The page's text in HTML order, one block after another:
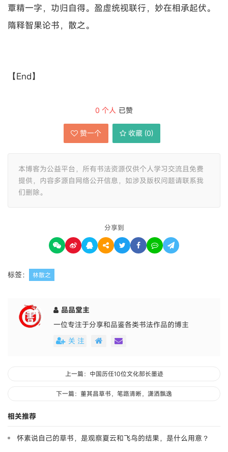
覃精一字，功归自得。盈虚统视联行，妙在相承起伏。
隋释智果论书，散之。
【End】
0 个人 已赞
赞一个 收藏 (0)
本博客为公益平台，所有书法资源仅供个人学习交流且免费
提供，内容多源自网络公开信息，如涉及版权问题请联系我
们删除。
分享到
标签： 林散之
品品堂主
一位专注于分享和品鉴各类书法作品的博主
关 注
上一篇：中国历任10位文化部长墨迹
下一篇：董其昌草书，笔路清晰，潇洒飘逸
相关推荐
怀素说自己的草书，是观察夏云和飞鸟的结果，是什么用意？